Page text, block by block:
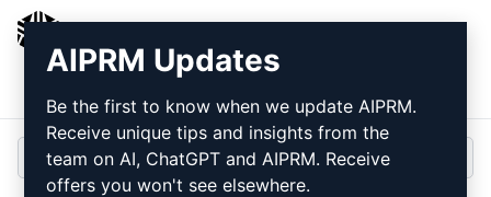
Bejelentkezés
AIPRM Updates
Be the first to know when we update AIPRM.
Receive unique tips and insights from the
team on AI, ChatGPT and AIPRM. Receive
offers you won't see elsewhere.